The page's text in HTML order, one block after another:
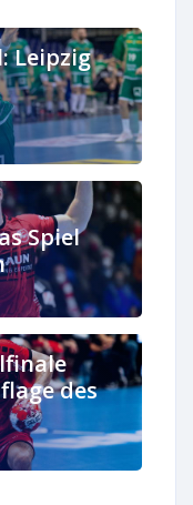
Leipzig
Spiel
des